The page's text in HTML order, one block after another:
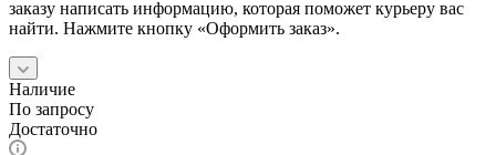
заказу написать информацию, которая поможет курьеру вас
найти. Нажмите кнопку «Оформить заказ».
Наличие
По запросу
Достаточно